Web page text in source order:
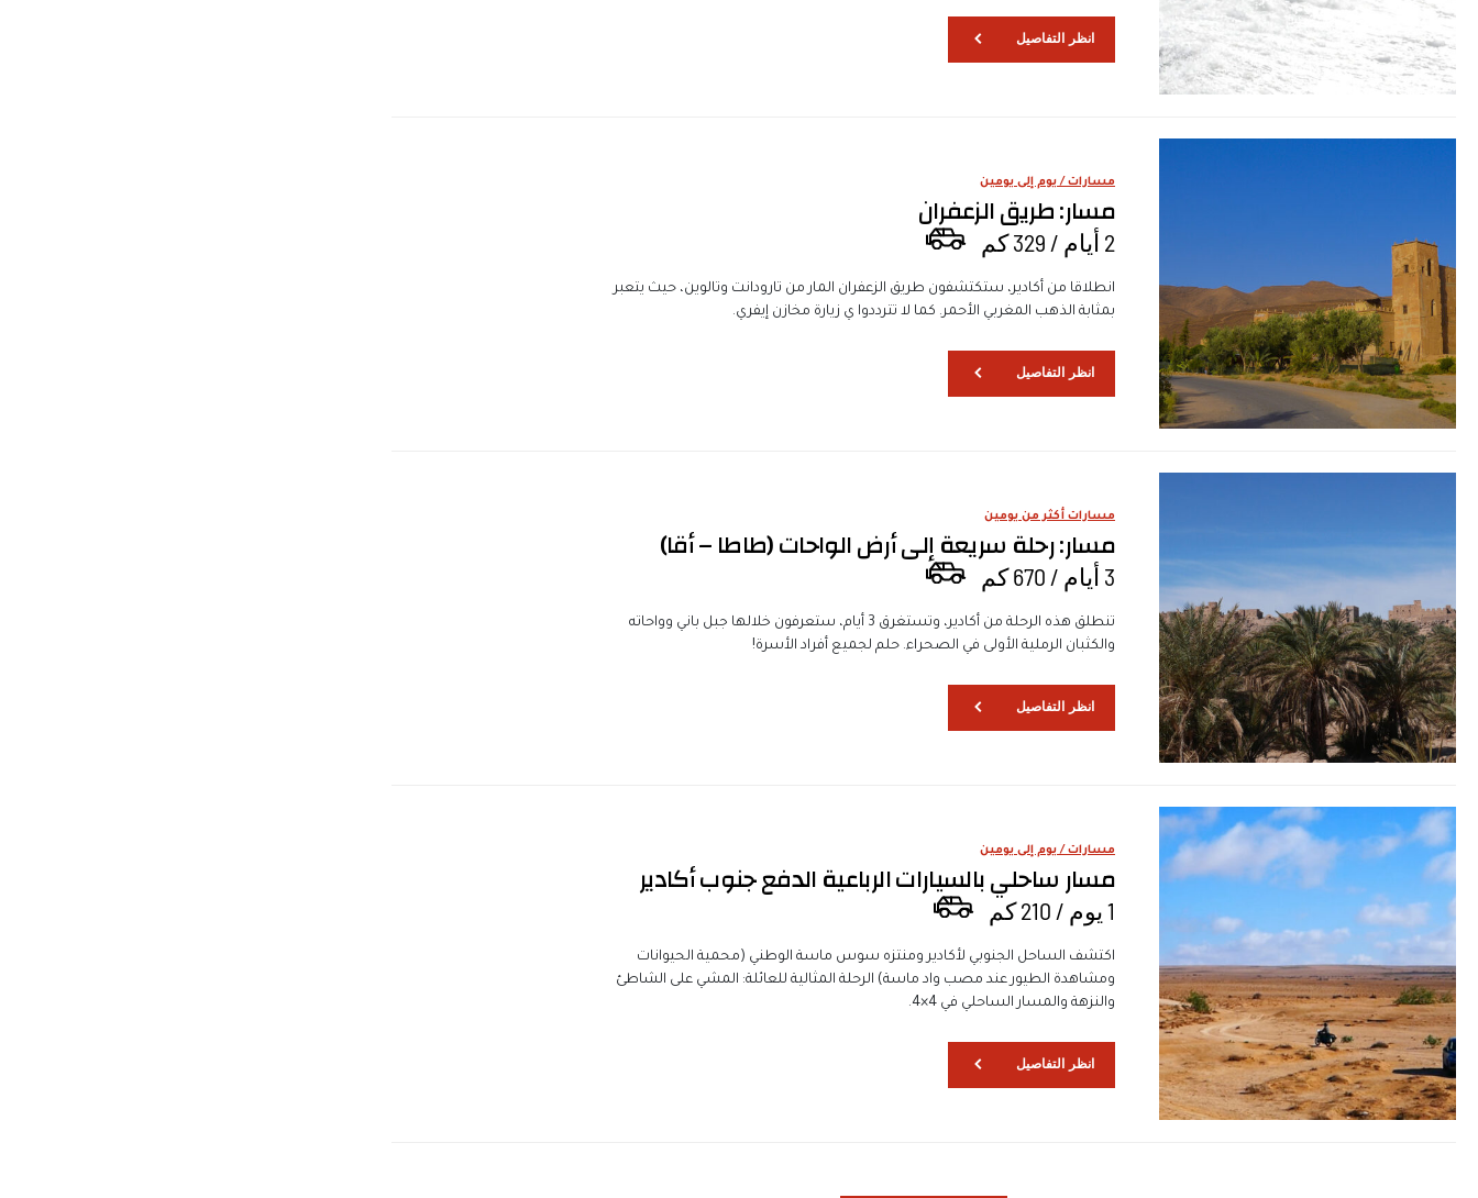
انظر التفاصيل
مسارات / يوم إلى يومين
مسار: طريق الزعفران
2 أيام / 329 كم
انطلاقا من أكادير، ستكتشفون طريق الزعفران المار من تارودانت وتالوين، حيث يتعبر
بمثابة الذهب المغربي الأحمر. كما لا تترددوا ي زيارة مخازن إيفري.
انظر التفاصيل
مسارات أكثر من يومين
مسار: رحلة سريعة إلى أرض الواحات (طاطا – أقا)
3 أيام / 670 كم
تنطلق هذه الرحلة من أكادير، وتستغرق 3 أيام، ستعرفون خلالها جبل باني وواحاته
والكثبان الرملية الأولى في الصحراء. حلم لجميع أفراد الأسرة!
انظر التفاصيل
مسارات / يوم إلى يومين
مسار ساحلي بالسيارات الرباعية الدفع جنوب أكادير
1 يوم / 210 كم
اكتشف الساحل الجنوبي لأكادير ومنتزه سوس ماسة الوطني (محمية الحيوانات
ومشاهدة الطيور عند مصب واد ماسة) الرحلة المثالية للعائلة: المشي على الشاطئ
والنزهة والمسار الساحلي في 4×4.
انظر التفاصيل